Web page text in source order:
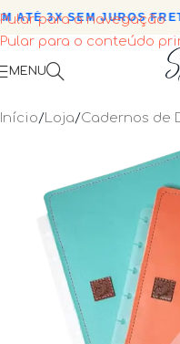
Pular para a navegação
Pular para o conteúdo
3X SEM JUROS•FRETE
MENU
Início/Loja/Cadernos de